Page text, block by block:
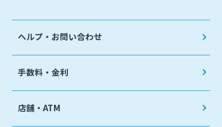
ヘルプ・お問い合わせ
手数料・金利
店舗・ATM